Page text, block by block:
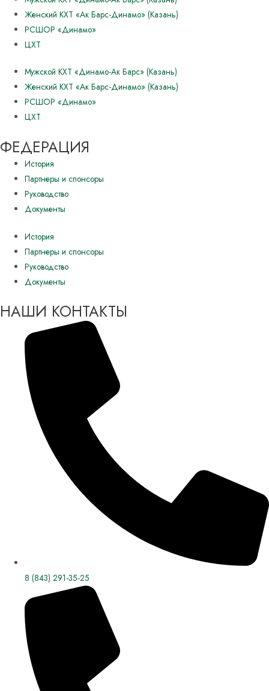
Женский КХТ «Ак Барс-Динамо» (Казань)
РСШОР «Динамо»
ЦХТ
Мужской КХТ «Динамо-Ак Барс» (Казань)
Женский КХТ «Ак Барс-Динамо» (Казань)
РСШОР «Динамо»
ЦХТ
ФЕДЕРАЦИЯ
История
Партнеры и спонсоры
Руководство
Документы
История
Партнеры и спонсоры
Руководство
Документы
НАШИ КОНТАКТЫ
8 (843) 291-35-25